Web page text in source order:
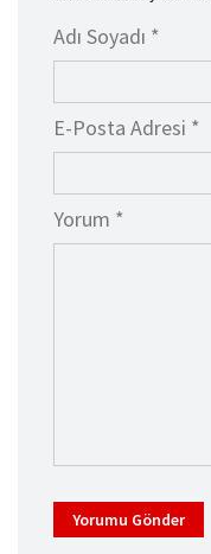
Adı Soyadı *
E-Posta Adresi *
Yorum *
Yorumu Gönder